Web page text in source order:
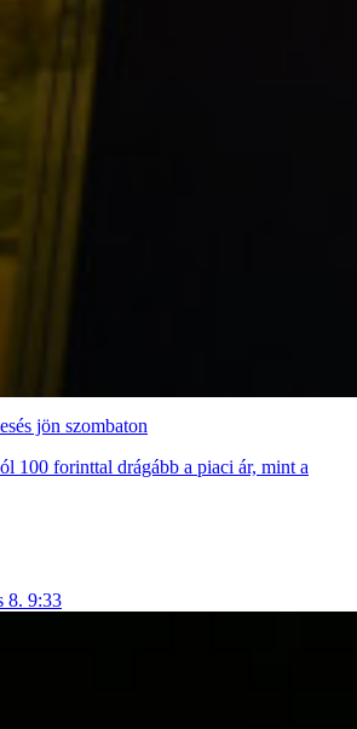
jön szombaton
100 forinttal drágább a piaci ár, mint a
8. 9:33